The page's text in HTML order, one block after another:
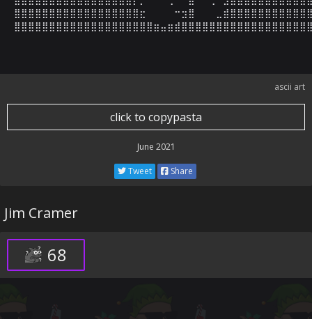
ascii art
click to copypasta
June 2021
Tweet Share
Jim Cramer
68